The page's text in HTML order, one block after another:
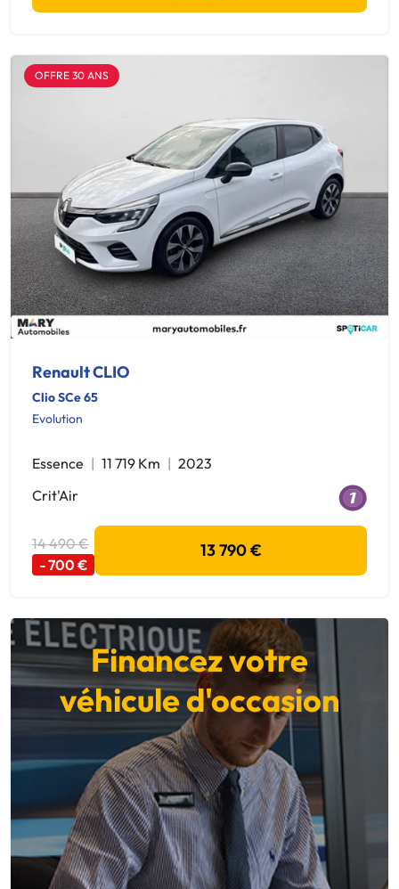
OFFRE 30 ANS
Renault CLIO
Clio SCe 65
Evolution
Essence 11 719 Km
2023
Crit'Air
14 490 €
- 700 €
13 790 €
Financez votre
véhicule d'occasion